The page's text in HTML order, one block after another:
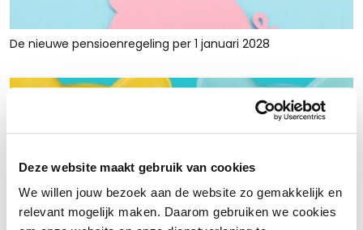
Deze website maakt gebruik van cookies
We willen jouw bezoek aan de website zo gemakkelijk en
relevant mogelijk maken. Daarom gebruiken we cookies
De nieuwe pensioenregeling per 1 januari 2028
Rust en ruimte met werkkapitaalfinanciering: voor retailers
die tijdelijk krap zitten